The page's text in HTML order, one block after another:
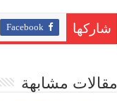
شاركها Facebook
مقالات مشابهة